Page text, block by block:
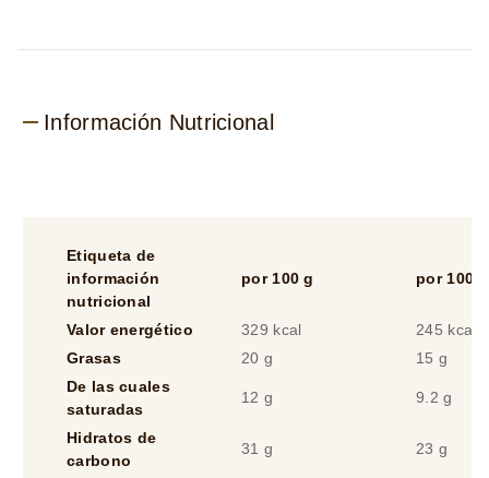
Información Nutricional
Etiqueta de
información
nutricional
por 100 g por 100
Valor energético 329 kcal
245 kcal
Grasas
20 g
15 g
De las cuales
saturadas
12 g 9.2 g
Hidratos de
carbono
31 g 23 g